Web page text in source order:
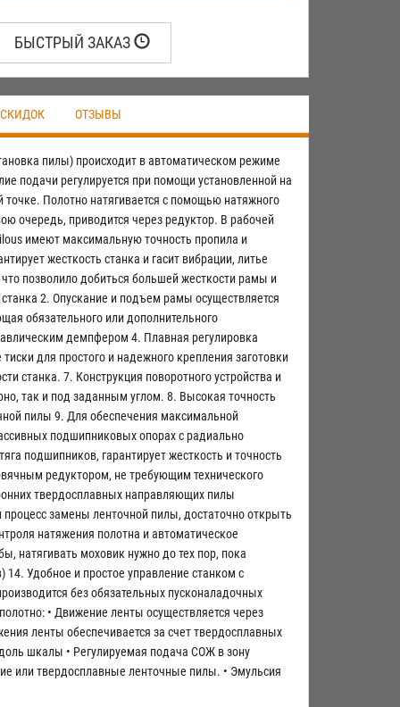
БЫСТРЫЙ ЗАКАЗ
ОТЗЫВЫ
пилы) происходит в автоматическом режиме
подачи регулируется при помощи установленной на
Полотно натягивается с помощью натяжного
очередь, приводится через редуктор. В рабочей
имеют максимальную точность пропила и
жесткость станка и гасит вибрации, литье
позволило добиться большей жесткости рамы и
2. Опускание и подъем рамы осуществляется
обязательного или дополнительного
демпфером 4. Плавная регулировка
для простого и надежного крепления заготовки
станка. 7. Конструкция поворотного устройства и
так и под заданным углом. 8. Высокая точность
пилы 9. Для обеспечения максимальной
подшипниковых опорах с радиально
подшипников, гарантирует жесткость и точность
редуктором, не требующим технического
твердосплавных направляющих пилы
замены ленточной пилы, достаточно открыть
натяжения полотна и автоматическое
натягивать моховик нужно до тех пор, пока
Удобное и простое управление станком с
без обязательных пусконаладочных
• Движение ленты осуществляется через
ленты обеспечивается за счет твердосплавных
шкалы • Регулируемая подача СОЖ в зону
или твердосплавные ленточные пилы. • Эмульсия